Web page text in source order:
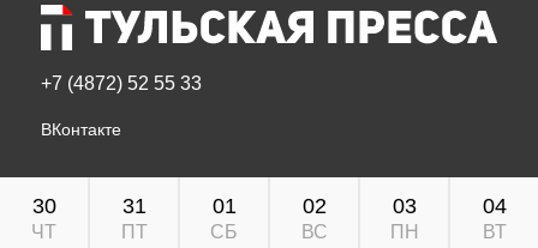
+7 (4872) 52 55 33
ВКонтакте
30
ЧТ
31
ПТ
01
СБ
02
ВС
03
ПН
04
ВТ